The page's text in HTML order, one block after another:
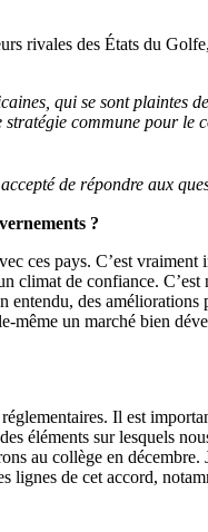
rivales des États du
qui se sont plaintes
commune pour le
de répondre aux
?
ces pays. C’est
climat de confiance.
des
même un marché bien
Il est
éléments sur lesquels
au collège en
lignes de cet accord,